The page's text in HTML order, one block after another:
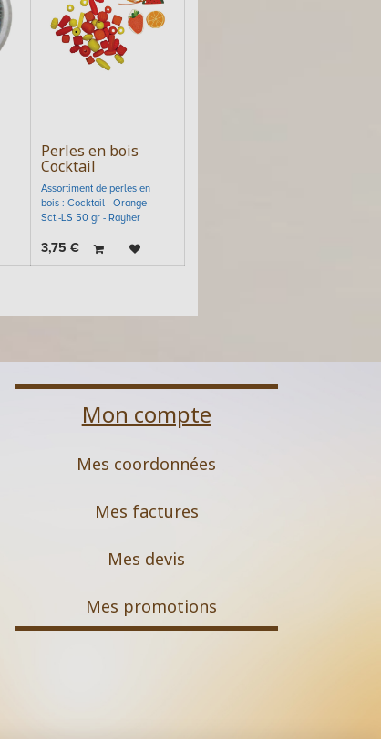
Perles en bois
Cocktail
Assortiment de perles en
bois : Cocktail - Orange -
Sct.-LS 50 gr - Rayher
3,75 €
Mon compte
Mes coordonnées
Mes factures
Mes devis
Mes promotions